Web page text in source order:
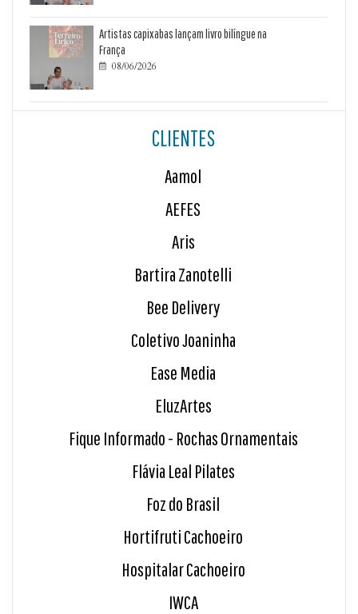
Artistas capixabas lançam livro bilíngue na
França
 08/06/2026
CLIENTES
Aamol
AEFES
Aris
Bartira Zanotelli
Bee Delivery
Coletivo Joaninha
Ease Media
EluzArtes
Fique Informado - Rochas Ornamentais
Flávia Leal Pilates
Foz do Brasil
Hortifruti Cachoeiro
Hospitalar Cachoeiro
IWCA